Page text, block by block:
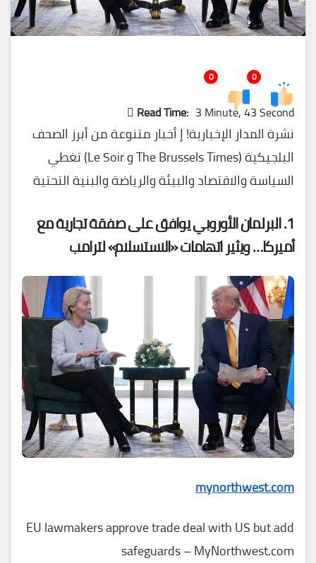
0
0
Read Time: 3 Minute, 43 Second
نشرة المدار الإخبارية! إ أخبار متنوعة من أبرز الصحف
البلجيكية (The Brussels Times و Le Soir) تغطي
السياسة والاقتصاد والبيئة والرياضة والبنية التحتية
1. البرلمان الأوروبي يوافق على صفقة تجارية مع
أميركا… ويثير اتهامات «الاستسلام» لترامب
mynorthwest.com
EU lawmakers approve trade deal with US but add
safeguards – MyNorthwest.com